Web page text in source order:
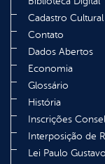
Cadastro Cultural
Contato
Dados Abertos
Economia
Glossário
História
Inscrições
Interposição de
Lei Paulo Gustavo